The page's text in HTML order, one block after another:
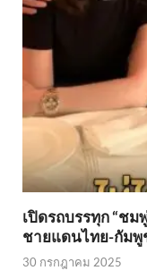
เปิดรถบรรทุก “ชม
ชายแดนไทย-กัมพู
30 กรกฎาคม 2025